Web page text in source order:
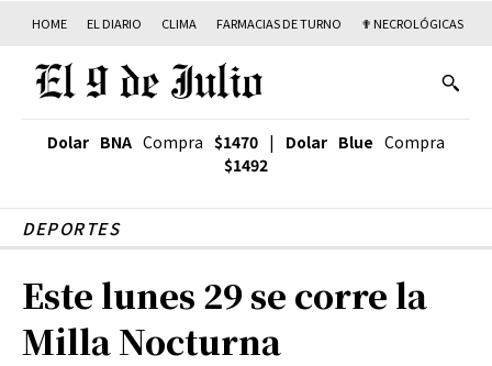
HOME EL DIARIO CLIMA FARMACIAS DE TURNO ✟ NECROLÓGICAS
Dolar BNA Compra $1470 | Dolar Blue Compra
$1492
DEPORTES
Este lunes 29 se corre la
Milla Nocturna